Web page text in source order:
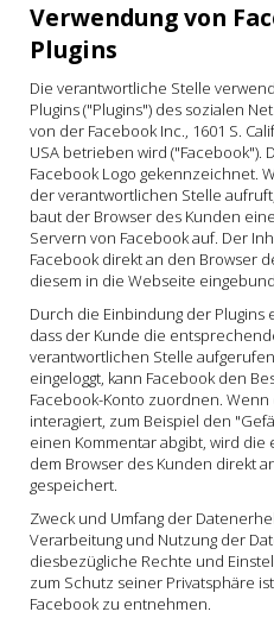
Verwendung von
Plugins
Die verantwortliche Stelle
Plugins ("Plugins") des sozialen
von der Facebook Inc., 1601 S.
USA betrieben wird ("Facebook").
Facebook Logo gekennzeichnet.
der verantwortlichen Stelle
baut der Browser des Kunden
Servern von Facebook auf. Der
Facebook direkt an den Browser
diesem in die Webseite
Durch die Einbindung der Plugins
dass der Kunde die
verantwortlichen Stelle
eingeloggt, kann Facebook den
Facebook-Konto zuordnen.
interagiert, zum Beispiel den
einen Kommentar abgibt, wird
dem Browser des Kunden direkt
gespeichert.
Zweck und Umfang der
Verarbeitung und Nutzung der
diesbezügliche Rechte und
zum Schutz seiner Privatsphäre
Facebook zu entnehmen.